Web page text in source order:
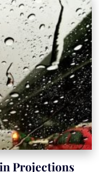
Projections